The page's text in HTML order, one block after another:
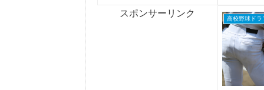
スポンサーリンク